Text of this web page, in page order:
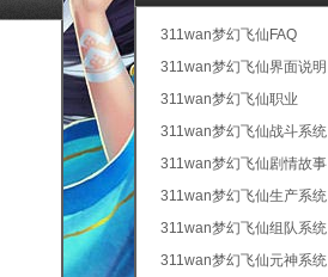
311wan梦幻飞仙FAQ
311wan梦幻飞仙界面说明
311wan梦幻飞仙职业
311wan梦幻飞仙战斗系统
311wan梦幻飞仙剧情故事
311wan梦幻飞仙生产系统
311wan梦幻飞仙组队系统
311wan梦幻飞仙元神系统